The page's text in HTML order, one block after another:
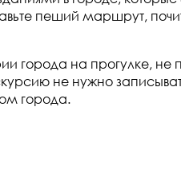
пеший маршрут,
города на прогулке,
не нужно
города.